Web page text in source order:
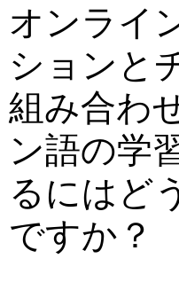
オンライ
ションと
組み合わ
ン語の学
るにはど
ですか？